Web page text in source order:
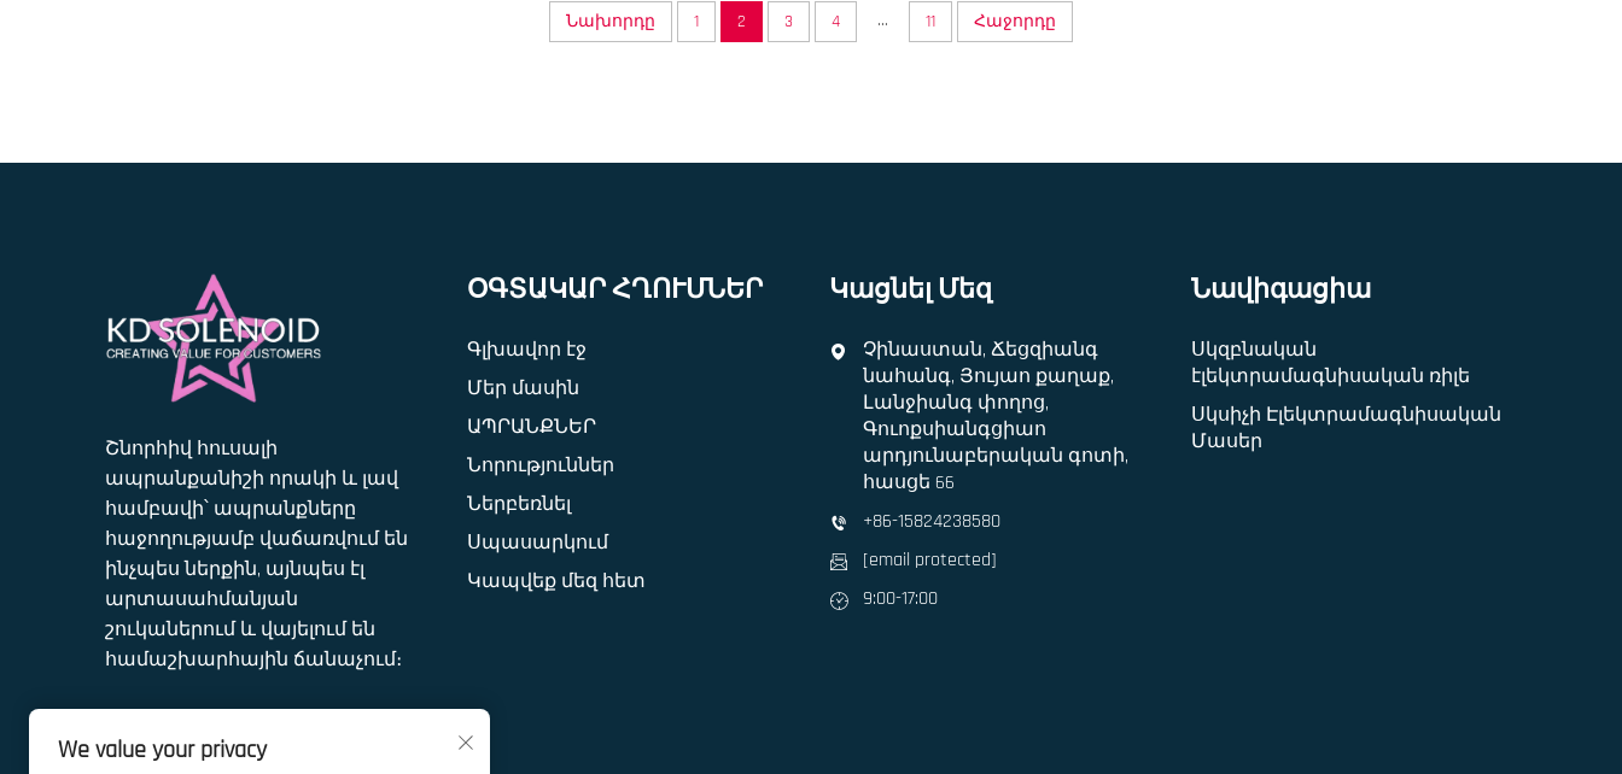
Նախորդը 1 2 3 4 ... 11 Հաջորդը
Շնորհիվ հուսալի
ապրանքանիշի որակի և լավ
համբավի՝ ապրանքները
հաջողությամբ վաճառվում են
ինչպես ներքին, այնպես էլ
արտասահմանյան
շուկաներում և վայելում են
համաշխարհային ճանաչում։
ՕԳՏԱԿԱՐ ՀՂՈՒՄՆԵՐ
Գլխավոր էջ
Մեր մասին
ԱՊՐԱՆՔՆԵՐ
Նորություններ
Ներբեռնել
Սպասարկում
Կապվեք մեզ հետ
Կացնել Մեզ
Չինաստան, Ճեցզիանգ
նահանգ, Յույաո քաղաք,
Լանջիանգ փողոց,
Գուոքսիանգցիաո
արդյունաբերական գոտի,
հասցե 66
+86-15824238580
[email protected]
9:00-17:00
Նավիգացիա
Սկզբնական
էլեկտրամագնիսական ռիլե
Սկսիչի Էլեկտրամագնիսական
Մասեր
We value your privacy